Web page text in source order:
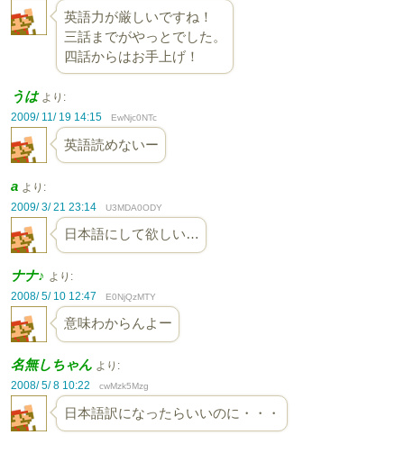
英語力が厳しいですね！
三話までがやっとでした。
四話からはお手上げ！
うは より:
2009/ 11/ 19 14:15
EwNjc0NTc
英語読めないー
a より:
2009/ 3/ 21 23:14
U3MDA0ODY
日本語にして欲しい…
ナナ♪ より:
2008/ 5/ 10 12:47
E0NjQzMTY
意味わからんよー
名無しちゃん より:
2008/ 5/ 8 10:22
cwMzk5Mzg
日本語訳になったらいいのに・・・